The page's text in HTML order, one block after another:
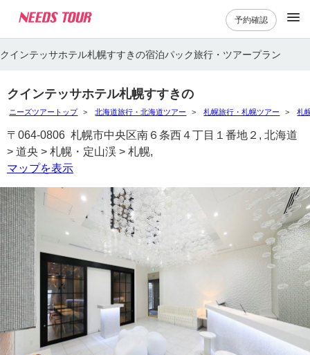
予約確認
クインテッサホテル札幌すすきの宿泊パック旅行・ツアープラン
クインテッサホテル札幌すすきの
ニーズツアートップ 北海道旅行・北海道ツアー 札幌旅行・札幌ツアー 札
〒064-0806 札幌市中央区南６条西４丁目１番地２, 北海道
> 道央 > 札幌・定山渓 > 札幌,
マップを表示